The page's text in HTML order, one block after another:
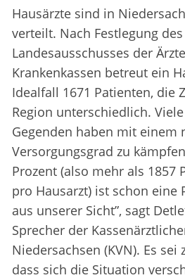
Hausärzte sind in
verteilt. Nach Festlegung des
Landesausschusses der
Krankenkassen betreut ein
Idealfall 1671 Patienten, die
Region unterschiedlich.
Gegenden haben mit einem
Versorgungsgrad zu
Prozent (also mehr als 1857
pro Hausarzt) ist schon eine
aus unserer Sicht”, sagt
Sprecher der
Niedersachsen (KVN). Es sei
dass sich die Situation